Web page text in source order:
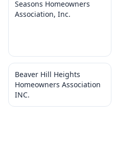
Seasons Homeowners
Association, Inc.
Beaver Hill Heights
Homeowners Association
INC.